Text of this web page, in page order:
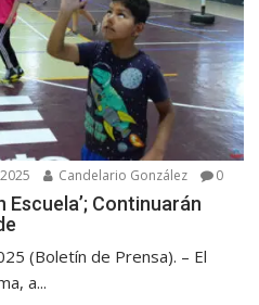
Candelario González 0
Escuela’; Continuarán
(Boletín de Prensa). – El
a...